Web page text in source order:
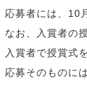
応募者には、10
なお、入賞者の
入賞者で授賞式
応募そのものに